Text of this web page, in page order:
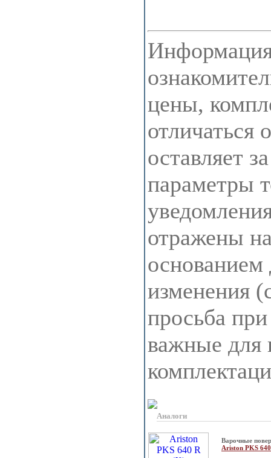
Информация
цены,
отличаться
оставляет
параметры
отражены
основанием
изменения
просьба
важные для
Аналоги
Варочные
Ariston PKS